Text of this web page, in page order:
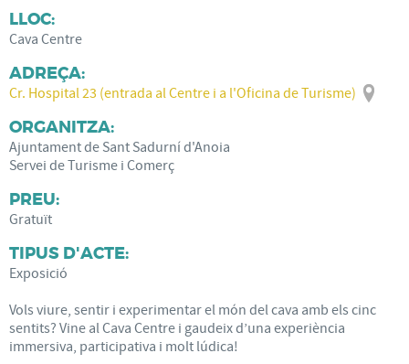
LLOC:
Cava Centre
ADREÇA:
Cr. Hospital 23 (entrada al Centre i a l'Oficina de Turisme)
ORGANITZA:
Ajuntament de Sant Sadurní d'Anoia
Servei de Turisme i Comerç
PREU:
Gratuït
TIPUS D'ACTE:
Exposició
Vols viure, sentir i experimentar el món del cava amb els cinc
sentits? Vine al Cava Centre i gaudeix d’una experiència
immersiva, participativa i molt lúdica!